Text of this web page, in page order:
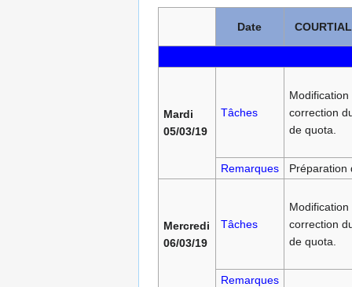
Date
Mardi
05/03/19
Tâches
Modification
correction
de quota.
Remarques Préparation
Mercredi
06/03/19
Tâches
Modification
correction
de quota.
Remarques